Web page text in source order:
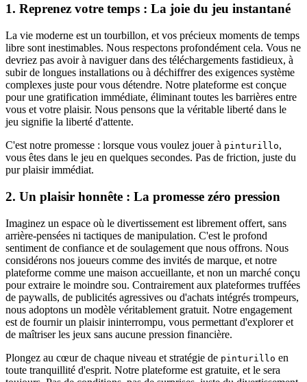
1. Reprenez votre temps : La joie du jeu instantané
La vie moderne est un tourbillon, et vos précieux moments de temps
libre sont inestimables. Nous respectons profondément cela. Vous ne
devriez pas avoir à naviguer dans des téléchargements fastidieux, à
subir de longues installations ou à déchiffrer des exigences système
complexes juste pour vous détendre. Notre plateforme est conçue
pour une gratification immédiate, éliminant toutes les barrières entre
vous et votre plaisir. Nous pensons que la véritable liberté dans le
jeu signifie la liberté d'attente.
C'est notre promesse : lorsque vous voulez jouer à pinturillo,
vous êtes dans le jeu en quelques secondes. Pas de friction, juste du
pur plaisir immédiat.
2. Un plaisir honnête : La promesse zéro pression
Imaginez un espace où le divertissement est librement offert, sans
arrière-pensées ni tactiques de manipulation. C'est le profond
sentiment de confiance et de soulagement que nous offrons. Nous
considérons nos joueurs comme des invités de marque, et notre
plateforme comme une maison accueillante, et non un marché conçu
pour extraire le moindre sou. Contrairement aux plateformes truffées
de paywalls, de publicités agressives ou d'achats intégrés trompeurs,
nous adoptons un modèle véritablement gratuit. Notre engagement
est de fournir un plaisir ininterrompu, vous permettant d'explorer et
de maîtriser les jeux sans aucune pression financière.
Plongez au cœur de chaque niveau et stratégie de pinturillo en
toute tranquillité d'esprit. Notre plateforme est gratuite, et le sera